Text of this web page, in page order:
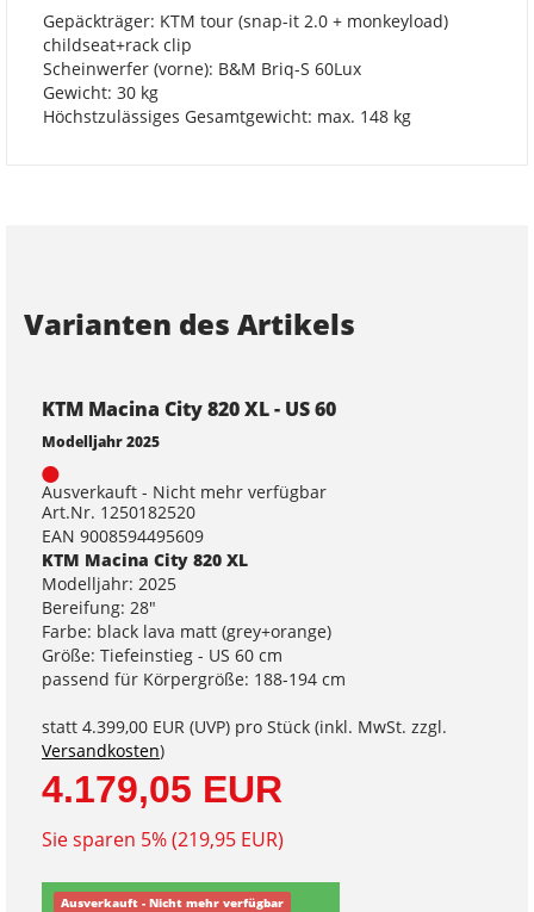
Gepäckträger: KTM tour (snap-it 2.0 + monkeyload)
childseat+rack clip
Scheinwerfer (vorne): B&M Briq-S 60Lux
Gewicht: 30 kg
Höchstzulässiges Gesamtgewicht: max. 148 kg
Varianten des Artikels
KTM Macina City 820 XL - US 60
Modelljahr 2025
Ausverkauft - Nicht mehr verfügbar
Art.Nr. 1250182520
EAN 9008594495609
KTM Macina City 820 XL
Modelljahr: 2025
Bereifung: 28"
Farbe: black lava matt (grey+orange)
Größe: Tiefeinstieg - US 60 cm
passend für Körpergröße: 188-194 cm
statt 4.399,00 EUR (UVP) pro Stück (inkl. MwSt. zzgl.
Versandkosten)
4.179,05 EUR
Sie sparen 5% (219,95 EUR)
Ausverkauft - Nicht mehr verfügbar